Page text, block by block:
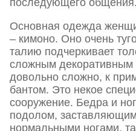
последующего общения.
Основная одежда
– кимоно. Оно очень
талию подчеркивает
сложным декоративным
довольно сложно, к
бантом. Это некое
сооружение. Бедра и
подолом,
нормальными ногами,